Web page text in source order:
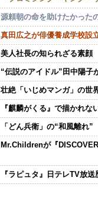
源頼朝の命を助けたかった
真田広之が俳優養成学校設
美人社長の知られざる素顔
“伝説のアイドル”田中陽子
壮絶「いじめマンガ」の世
『麒麟がくる』で描かれな
「どん兵衛」の“和風離れ”
Mr.Childrenが『
『ラピュタ』日テレTV放